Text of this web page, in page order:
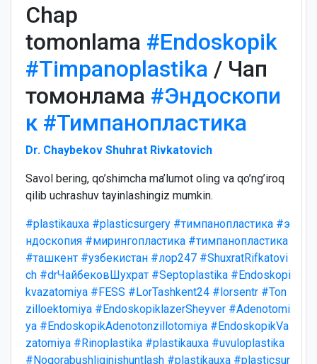
Chap
tomonlama #Endoskopik
#Timpanoplastika / Чап
томонлама #Эндоскопи
к #Тимпанопластика
Dr. Chaybekov Shuhrat Rivkatovich
Savol bering, qo’shimcha ma’lumot oling va qo’ng’iroq
qilib uchrashuv tayinlashingiz mumkin.
#plastikauxa #plasticsurgery #тимпанопластика #э
ндоскопия #мирингопластика #тимпанопластика
#ташкент #узбекистан #лор247 #ShuxratRifkatovi
ch #drЧайбековШухрат #Septoplastika #Endoskopi
kvazatomiya #FESS #LorTashkent24 #lorsentr #Ton
zilloektomiya #EndoskopiklazerSheyver #Adenotomi
ya #EndoskopikAdenotonzillotomiya #EndoskopikVa
zatomiya #Rinoplastika #plastikauxa #uvuloplastika
#Nogorabushliginishuntlash #plastikauxa #plasticsur